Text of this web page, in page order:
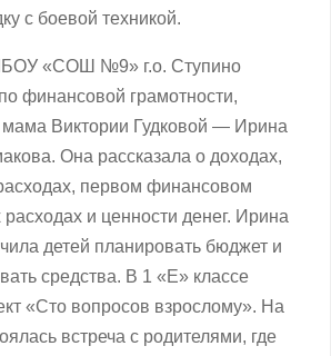
с боевой техникой.
«СОШ №9» г.о. Ступино
финансовой грамотности,
мама Виктории Гудковой — Ирина
Она рассказала о доходах,
первом финансовом
и ценности денег. Ирина
детей планировать бюджет и
средства. В 1 «Е» классе
«Сто вопросов взрослому». На
встреча с родителями, где